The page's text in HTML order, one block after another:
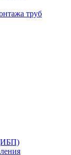
труб